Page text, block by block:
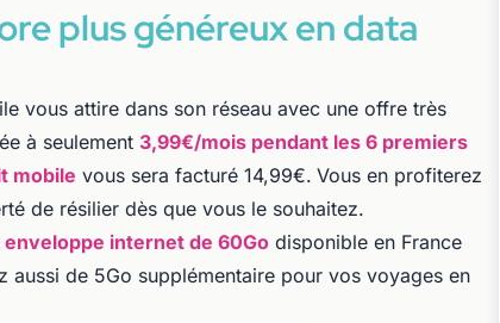
plus généreux en data
vous attire dans son réseau avec une offre très
à seulement 3,99€/mois pendant les 6 premiers
mobile vous sera facturé 14,99€. Vous en profiterez
de résilier dès que vous le souhaitez.
enveloppe internet de 60Go disponible en France
aussi de 5Go supplémentaire pour vos voyages en